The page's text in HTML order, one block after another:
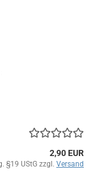
2,90 EUR
§19 UStG zzgl. Versand